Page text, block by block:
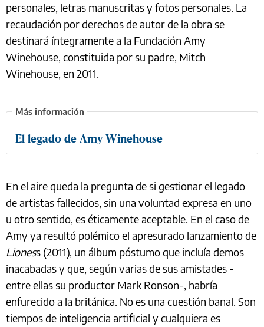
personales, letras manuscritas y fotos personales. La
recaudación por derechos de autor de la obra se
destinará íntegramente a la Fundación Amy
Winehouse, constituida por su padre, Mitch
Winehouse, en 2011.
El legado de Amy Winehouse
En el aire queda la pregunta de si gestionar el legado
de artistas fallecidos, sin una voluntad expresa en uno
u otro sentido, es éticamente aceptable. En el caso de
Amy ya resultó polémico el apresurado lanzamiento de
Lioness (2011), un álbum póstumo que incluía demos
inacabadas y que, según varias de sus amistades -
entre ellas su productor Mark Ronson-, habría
enfurecido a la británica. No es una cuestión banal. Son
tiempos de inteligencia artificial y cualquiera es